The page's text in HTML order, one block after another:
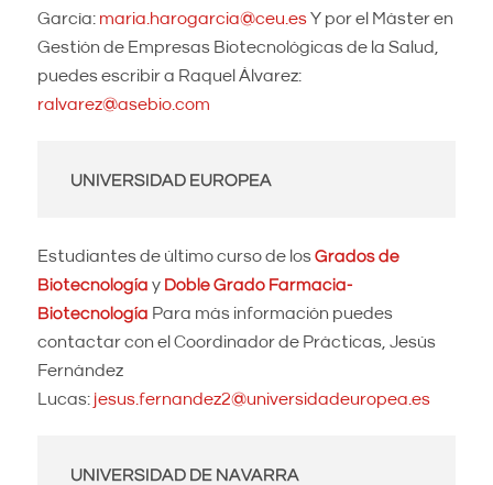
García: maria.harogarcia@ceu.esY por el Máster en
Gestión de Empresas Biotecnológicas de la Salud,
puedes escribir a Raquel Álvarez:
ralvarez@asebio.com
UNIVERSIDAD EUROPEA
Estudiantes de último curso de losGrados de
Biotecnología y Doble Grado Farmacia-
Biotecnología Para más información puedes
contactar con el Coordinador de Prácticas, Jesús
Fernández
Lucas: jesus.fernandez2@universidadeuropea.es
UNIVERSIDAD DE NAVARRA